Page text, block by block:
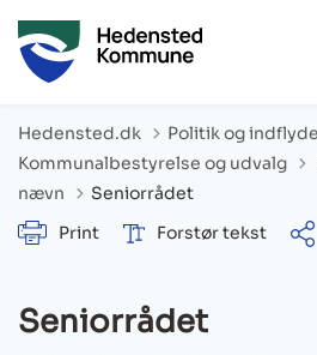
Hedensted.dk
Politik og
Kommunalbestyrelse og udvalg
nævn
Seniorrådet
Print
Forstør tekst
Seniorrådet